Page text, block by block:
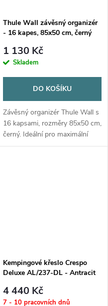
Thule Wall závěsný organizér
- 16 kapes, 85x50 cm, černý
1 130 Kč
Skladem
DO KOŠÍKU
Závěsný organizér Thule Wall s
16 kapsami, rozměry 85x50 cm,
černý. Ideální pro maximální
uspořádání a úsporu místa.
Kempingové křeslo Crespo
Deluxe AL/237-DL - Antracit
4 440 Kč
7 - 10 pracovních dnů